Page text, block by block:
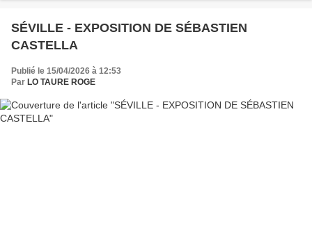
SÉVILLE - EXPOSITION DE SÉBASTIEN
CASTELLA
Publié le 15/04/2026 à 12:53
Par LO TAURE ROGE